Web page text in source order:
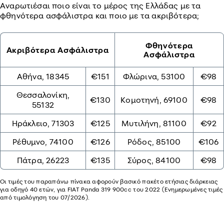
Αναρωτιέσαι ποιο είναι το μέρος της Ελλάδας με τα
φθηνότερα ασφάλιστρα και ποιο με τα ακριβότερα;
Ακριβότερα Ασφάλιστρα
Φθηνότερα
Ασφάλιστρα
Αθήνα, 18345 €151 Φλώρινα, 53100
€98
Θεσσαλονίκη,
55132
€130 Κομοτηνή, 69100 €98
Ηράκλειο, 71303 €125 Μυτιλήνη, 81100
€92
Ρέθυμνο, 74100
€126 Ρόδος, 85100
€106
Πάτρα, 26223
€135 Σύρος, 84100 €98
Οι τιμές του παραπάνω πίνακα αφορούν βασικό πακέτο ετήσιας διάρκειας
για οδηγό 40 ετών, για FIAT Panda 319 900cc του 2022 (Ενημερωμένες τιμές
από τιμολόγηση του 07/2026).